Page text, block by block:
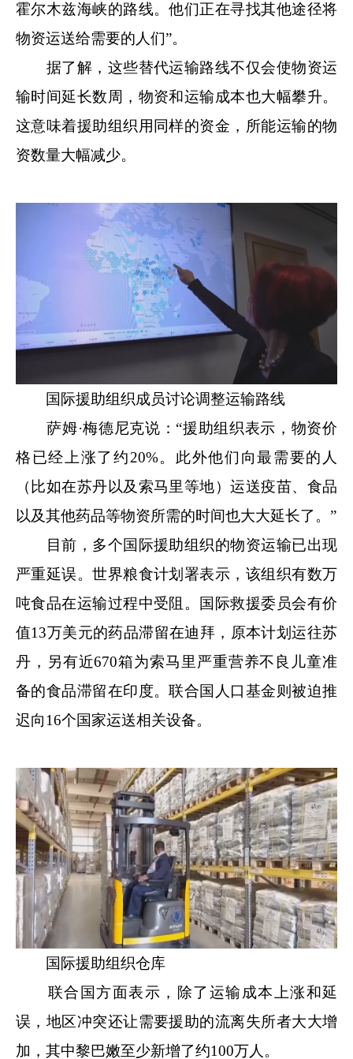
霍尔木兹海峡的路线。他们正在寻找其他途径将
物资运送给需要的人们”。
据了解，这些替代运输路线不仅会使物资运
输时间延长数周，物资和运输成本也大幅攀升。
这意味着援助组织用同样的资金，所能运输的物
资数量大幅减少。
国际援助组织成员讨论调整运输路线
萨姆·梅德尼克说：“援助组织表示，物资价
格已经上涨了约20%。此外他们向最需要的人
（比如在苏丹以及索马里等地）运送疫苗、食品
以及其他药品等物资所需的时间也大大延长了。”
目前，多个国际援助组织的物资运输已出现
严重延误。世界粮食计划署表示，该组织有数万
吨食品在运输过程中受阻。国际救援委员会有价
值13万美元的药品滞留在迪拜，原本计划运往苏
丹，另有近670箱为索马里严重营养不良儿童准
备的食品滞留在印度。联合国人口基金则被迫推
迟向16个国家运送相关设备。
国际援助组织仓库
联合国方面表示，除了运输成本上涨和延
误，地区冲突还让需要援助的流离失所者大大增
加，其中黎巴嫩至少新增了约100万人。